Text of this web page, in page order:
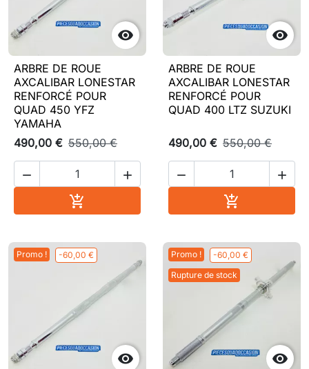

ARBRE DE ROUE
AXCALIBAR LONESTAR
RENFORCÉ POUR
QUAD 450 YFZ
YAMAHA
490,00 € 550,00 €
 


ARBRE DE ROUE
AXCALIBAR LONESTAR
RENFORCÉ POUR
QUAD 400 LTZ SUZUKI
490,00 € 550,00 €
 

Promo ! -60,00 €

Promo !
-60,00 €
Rupture de stock
